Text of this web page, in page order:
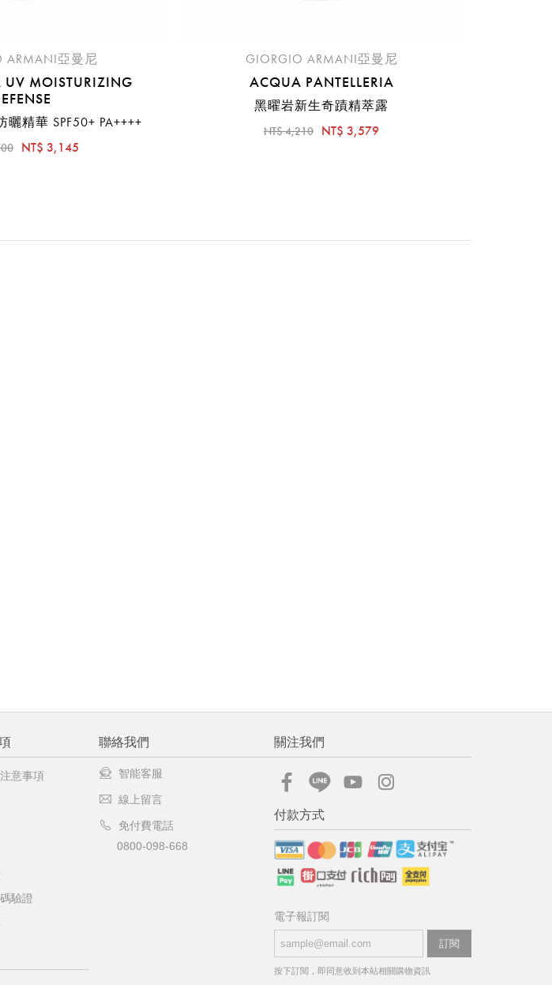
ARMANI亞曼尼
UV MOISTURIZING
精華 SPF50+ PA++++
NT$ 3,145
GIORGIO ARMANI亞曼尼
ACQUA PANTELLERIA
黑曜岩新生奇蹟精萃露
NT$ 4,210 NT$ 3,579
意事項
驗證
聯絡我們
智能客服
線上留言
免付費電話
0800-098-668
關注我們
付款方式
電子報訂閱
訂閱
按下訂閱，即同意收到本站相關購物資訊